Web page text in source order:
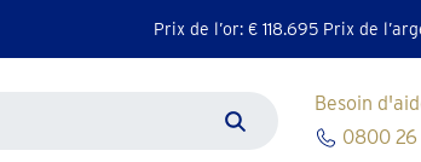
Prix de l’or: € 118.695 Prix de
Zoeken
Besoin
0800 26